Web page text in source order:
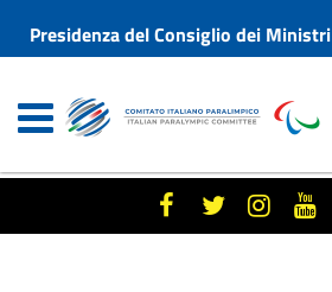
Presidenza del Consiglio dei Ministri